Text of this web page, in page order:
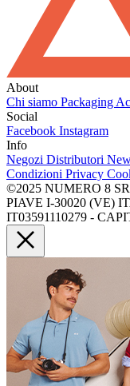
About
Chi siamo Packaging
Social
Facebook Instagram
Info
Negozi Distributori
Condizioni Privacy
©2025 NUMERO 8
PIAVE I-30020 (VE)
IT03591110279 -